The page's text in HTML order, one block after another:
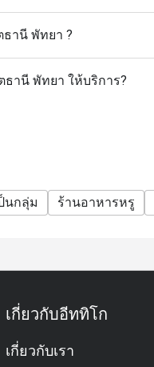
ธานี พัทยา ?
ธานี พัทยา ให้บริการ?
นกลุ่ม ร้านอาหารหรู
เกี่ยวกับอีททิโก
เกี่ยวกับเรา